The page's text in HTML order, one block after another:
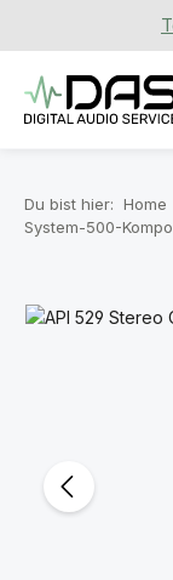
Zum Hauptinhalt
Du bist hier: Home
System-500-
Bildergalerie